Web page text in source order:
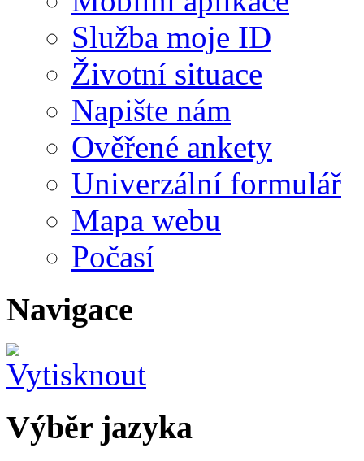
Služba moje ID
Životní situace
Napište nám
Ověřené ankety
Univerzální formulář
Mapa webu
Počasí
Navigace
Výběr jazyka